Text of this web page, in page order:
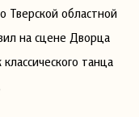
Тверской областной
на сцене Дворца
танца